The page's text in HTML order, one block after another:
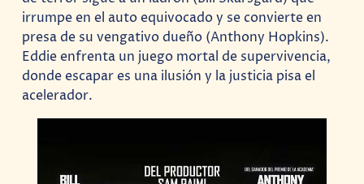
irrumpe en el auto equivocado y se convierte en
presa de su vengativo dueño (Anthony Hopkins).
Eddie enfrenta un juego mortal de supervivencia,
donde escapar es una ilusión y la justicia pisa el
acelerador.